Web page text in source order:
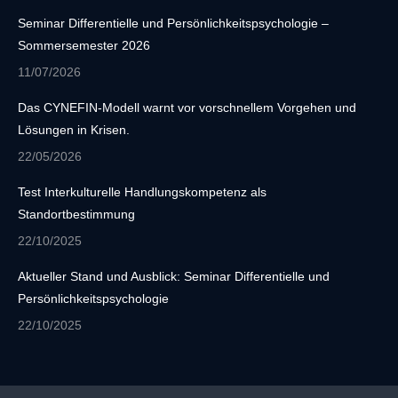
opens
Seminar Differentielle und Persönlichkeitspsychologie –
Sommersemester 2026
11/07/2026
Das CYNEFIN-Modell warnt vor vorschnellem Vorgehen und
Lösungen in Krisen.
22/05/2026
Test Interkulturelle Handlungskompetenz als
Standortbestimmung
22/10/2025
Aktueller Stand und Ausblick: Seminar Differentielle und
Persönlichkeitspsychologie
22/10/2025